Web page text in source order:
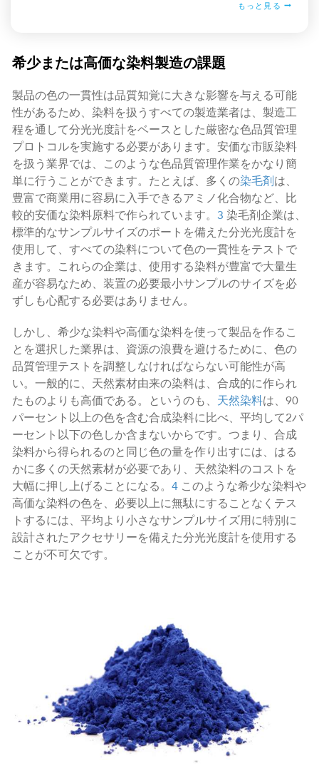
もっと見る
希少または高価な染料製造の課題
製品の色の一貫性は品質知覚に大きな影響を与える可能
性があるため、染料を扱うすべての製造業者は、製造工
程を通して分光光度計をベースとした厳密な色品質管理
プロトコルを実施する必要があります。安価な市販染料
を扱う業界では、このような色品質管理作業をかなり簡
単に行うことができます。たとえば、多くの染毛剤は、
豊富で商業用に容易に入手できるアミノ化合物など、比
較的安価な染料原料で作られています。 3 染毛剤企業は、
標準的なサンプルサイズのポートを備えた分光光度計を
使用して、すべての染料について色の一貫性をテストで
きます。これらの企業は、使用する染料が豊富で大量生
産が容易なため、装置の必要最小サンプルのサイズを必
ずしも心配する必要はありません。
しかし、希少な染料や高価な染料を使って製品を作るこ
とを選択した業界は、資源の浪費を避けるために、色の
品質管理テストを調整しなければならない可能性が高
い。一般的に、天然素材由来の染料は、合成的に作られ
たものよりも高価である。というのも、 天然染料は、90
パーセント以上の色を含む合成染料に比べ、平均して2パ
ーセント以下の色しか含まないからです。つまり、合成
染料から得られるのと同じ色の量を作り出すには、はる
かに多くの天然素材が必要であり、天然染料のコストを
大幅に押し上げることになる。 4 このような希少な染料や
高価な染料の色を、必要以上に無駄にすることなくテス
トするには、平均より小さなサンプルサイズ用に特別に
設計されたアクセサリーを備えた分光光度計を使用する
ことが不可欠です。